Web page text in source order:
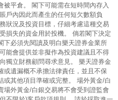
被平倉。 閣下可能需在短時間內存入
戶內因此而產生的任何短欠數額負
狀況及投資目標，仔細考慮這種交易
損失的資金用於投機。 倘若閣下決定
下必須先閱讀及明白樂天證券金業所
能會提供並非擬作為投資建議且不得
獨立財務顧問尋求意見。 樂天證券金
或遺漏概不承擔法律責任，並且不保
或其他項目準確或完整。 場外黃金/白
場外黃金/白銀交易將不會受到證監會